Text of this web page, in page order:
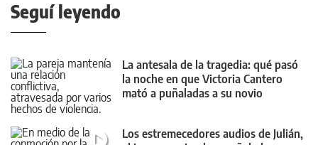
Seguí leyendo
La antesala de la tragedia: qué pasó
la noche en que Victoria Cantero
mató a puñaladas a su novio
Los estremecedores audios de Julián,